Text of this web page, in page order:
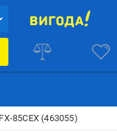
85CEX (463055)